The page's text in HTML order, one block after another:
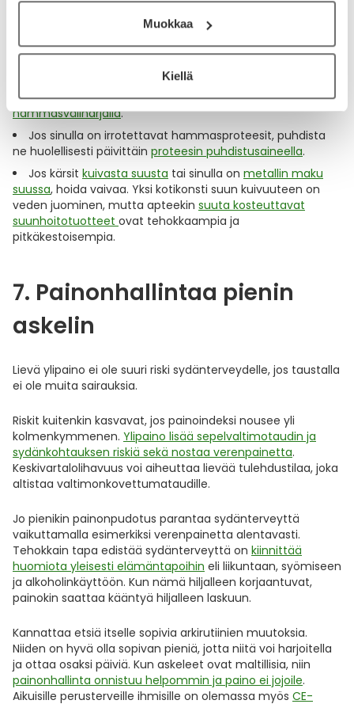
Muokkaa
Kiellä
Harjaa hampaat kaksi kertaa päivässä
fluorihammastahnalla.Sähköhammasharjalla puhdistat
hampaat paljon perusteellisemminkuin perinteisellä
mekaanisella hammasharjalla!
Puhdista hammasvälitpäivittäinlankaamalla tai
hammasväliharjalla.
Jos sinulla on irrotettavat hammasproteesit, puhdista
ne huolellisesti päivittäin proteesin puhdistusaineella.
Jos kärsit kuivasta suusta tai sinulla on metallin maku
suussa, hoida vaivaa. Yksi kotikonsti suun kuivuuteen on
veden juominen, mutta apteekin suuta kosteuttavat
suunhoitotuotteet ovat tehokkaampia ja
pitkäkestoisempia.
7. Painonhallintaa pienin
askelin
Lievä ylipaino ei ole suuri riski sydänterveydelle, jos taustalla
ei ole muita sairauksia.
Riskit kuitenkin kasvavat, jos painoindeksi nousee yli
kolmenkymmenen. Ylipaino lisää sepelvaltimotaudin ja
sydänkohtauksen riskiä sekä nostaa verenpainetta.
Keskivartalolihavuus voi aiheuttaa lievää tulehdustilaa, joka
altistaa valtimonkovettumataudille.
Jo pienikin painonpudotus parantaa sydänterveyttä
vaikuttamalla esimerkiksi verenpainetta alentavasti.
Tehokkain tapa edistää sydänterveyttä on kiinnittää
huomiota yleisesti elämäntapoihin eli liikuntaan, syömiseen
ja alkoholinkäyttöön. Kun nämä hiljalleen korjaantuvat,
painokin saattaa kääntyä hiljalleen laskuun.
Kannattaa etsiä itselle sopivia arkirutiinien muutoksia.
Niiden on hyvä olla sopivan pieniä, jotta niitä voi harjoitella
ja ottaa osaksi päiviä. Kun askeleet ovat maltillisia, niin
painonhallinta onnistuu helpommin ja paino ei jojoile.
Aikuisille perusterveille ihmisille on olemassa myös CE-